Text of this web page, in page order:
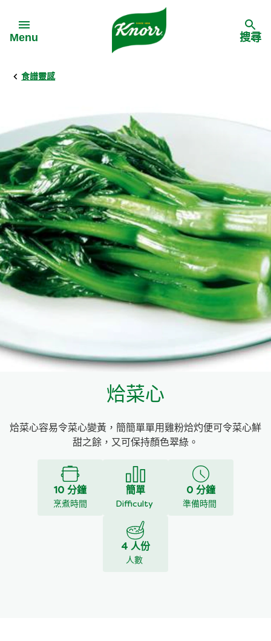
Menu
Back
料理食材
料理方式
季節節慶
多國料理
料理種類
Back
家樂牌純鮮雞粉
家樂牌雞粉
家樂牌鮮菇粉
家樂牌濃湯寶
家樂牌雞汁
家樂牌鮮露
家樂牌雞湯粒
家樂牌純鮮清雞湯
Back
背景
甚麼是愛環境食材
愛環境食材名單
愛環境食材食譜
愛環境食材篩選條件
搜尋
食譜靈感
烚菜心
烚菜心容易令菜心變黃，簡簡單單用雞粉烚灼便可令菜心鮮
甜之餘，又可保持顏色翠綠。
10 分鐘
烹煮時間
簡單
Difficulty
0 分鐘
準備時間
4 人份
人數